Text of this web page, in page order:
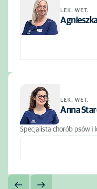
LEK. WET.
LEK. WET.
Anna
Specjalista chorób psów i